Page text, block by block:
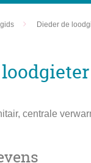
Dieder de
centrale